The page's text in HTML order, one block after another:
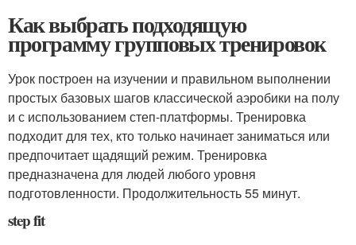
Как выбрать подходящую
программу групповых тренировок
Урок построен на изучении и правильном выполнении
простых базовых шагов классической аэробики на полу
и с использованием степ-платформы. Тренировка
подходит для тех, кто только начинает заниматься или
предпочитает щадящий режим. Тренировка
предназначена для людей любого уровня
подготовленности. Продолжительность 55 минут.
step fit